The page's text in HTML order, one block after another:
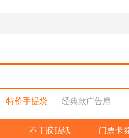
特价手提袋 经典款广告扇
不干胶贴纸 门票卡